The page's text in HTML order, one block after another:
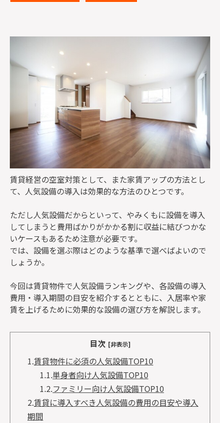
監修者一覧
賃貸経営の空室対策として、また家賃アップの方法とし
て、人気設備の導入は効果的な方法のひとつです。
ただし人気設備だからといって、やみくもに設備を導入
してしまうと費用ばかりがかかる割に収益に結びつかな
いケースもあるため注意が必要です。
では、設備を選ぶ際はどのような基準で選べばよいので
しょうか。
今回は賃貸物件で人気設備ランキングや、各設備の導入
費用・導入期間の目安を紹介するとともに、入居率や家
賃を上げるために効果的な設備の選び方を解説します。
目次 [非表示]
1.賃貸物件に必須の人気設備TOP10
1.1.単身者向け人気設備TOP10
1.2.ファミリー向け人気設備TOP10
2.賃貸に導入すべき人気設備の費用の目安や導入
期間